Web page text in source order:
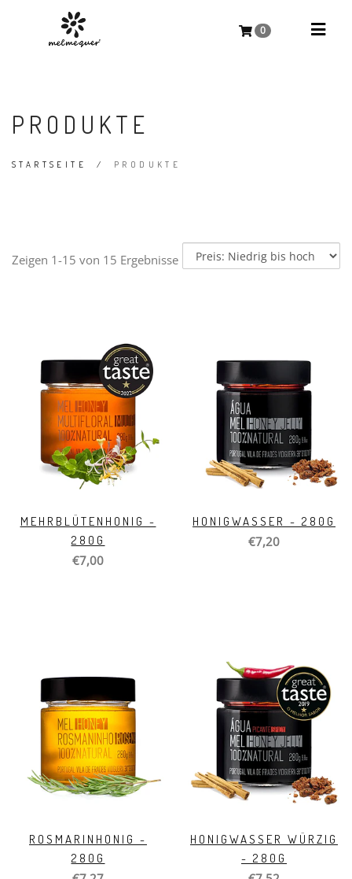
0
PRODUKTE
STARTSEITE / PRODUKTE
Zeigen 1-15 von 15 Ergebnisse
MEHRBLÜTENHONIG -
280G
€7,00
HONIGWASSER - 280G
€7,20
ROSMARINHONIG -
280G
HONIGWASSER WÜRZIG
- 280G